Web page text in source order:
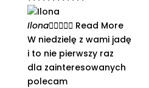
Ilona Read More
W niedzielę z wami jadę
i to nie pierwszy raz
dla zainteresowanych
polecam